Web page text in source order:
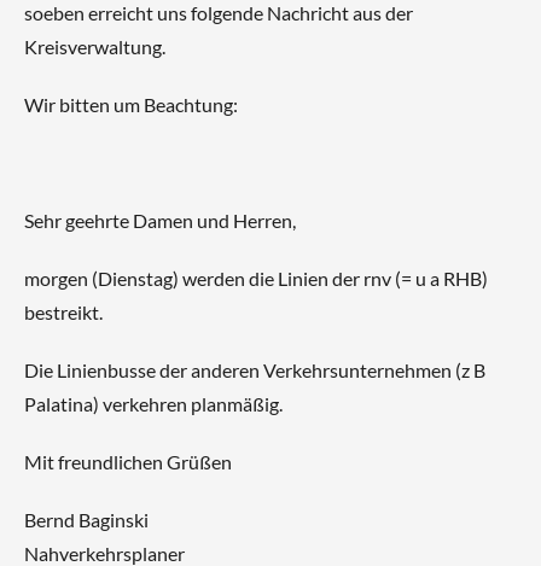
soeben erreicht uns folgende Nachricht aus der
Kreisverwaltung.
Wir bitten um Beachtung:
Sehr geehrte Damen und Herren,
morgen (Dienstag) werden die Linien der rnv (= u a RHB)
bestreikt.
Die Linienbusse der anderen Verkehrsunternehmen (z B
Palatina) verkehren planmäßig.
Mit freundlichen Grüßen
Bernd Baginski
Nahverkehrsplaner